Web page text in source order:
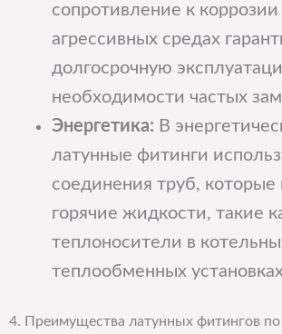
сопротивление к коррозии
агрессивных средах
долгосрочную
необходимости частых
Энергетика: В
латунные фитинги
соединения труб,
горячие жидкости, такие
теплоносители в
теплообменных
4. Преимущества латунных фитингов